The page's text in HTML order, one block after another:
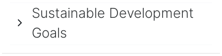
Sustainable Development
Goals